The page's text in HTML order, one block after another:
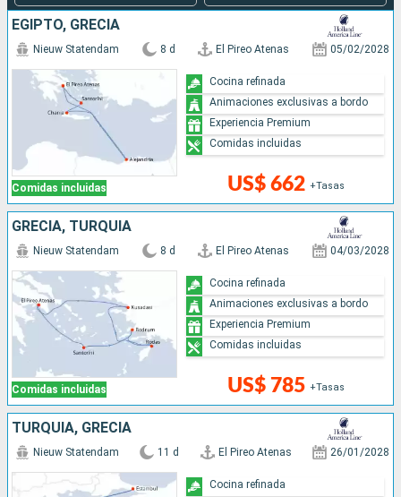
EGIPTO, GRECIA
Comidas incluidas
Nieuw Statendam 8 d El Pireo Atenas 05/02/2028
US$ 662 +Tasas
Cocina refinada
Animaciones exclusivas a bordo
Experiencia Premium
Comidas incluidas
GRECIA, TURQUÍA
Comidas incluidas
Nieuw Statendam 8 d El Pireo Atenas 04/03/2028
US$ 785 +Tasas
Cocina refinada
Animaciones exclusivas a bordo
Experiencia Premium
Comidas incluidas
TURQUÍA, GRECIA
Nieuw Statendam 11 d El Pireo Atenas 26/01/2028
Cocina refinada